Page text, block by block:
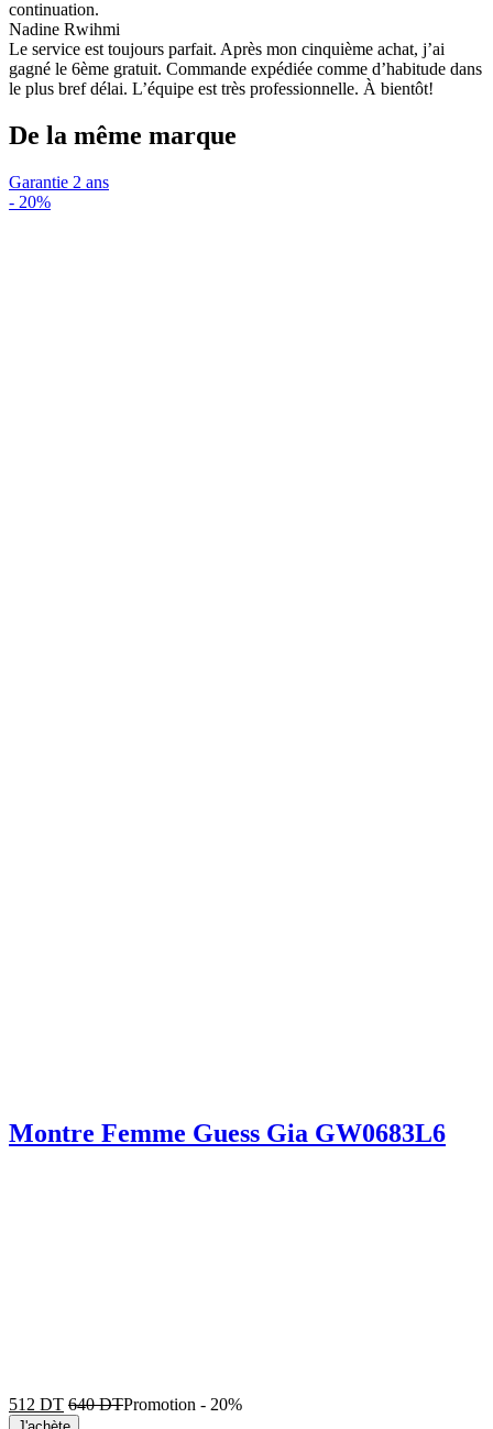
continuation.
Nadine Rwihmi
Le service est toujours parfait. Après mon cinquième achat, j’ai
gagné le 6ème gratuit. Commande expédiée comme d’habitude dans
le plus bref délai. L’équipe est très professionnelle. À bientôt!
De la même marque
Garantie 2 ans
- 20%
Montre Femme Guess Gia GW0683L6
512 DT 640DTPromotion - 20%